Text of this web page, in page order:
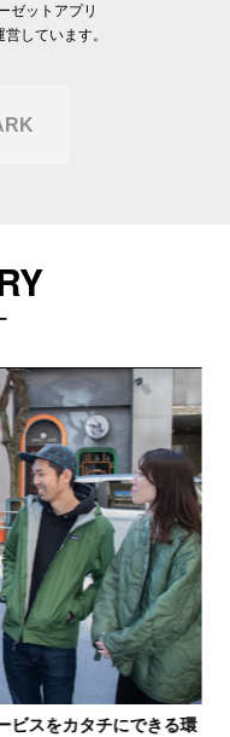
シー
ゼットアプリ
しています。
立という経験を元に、世